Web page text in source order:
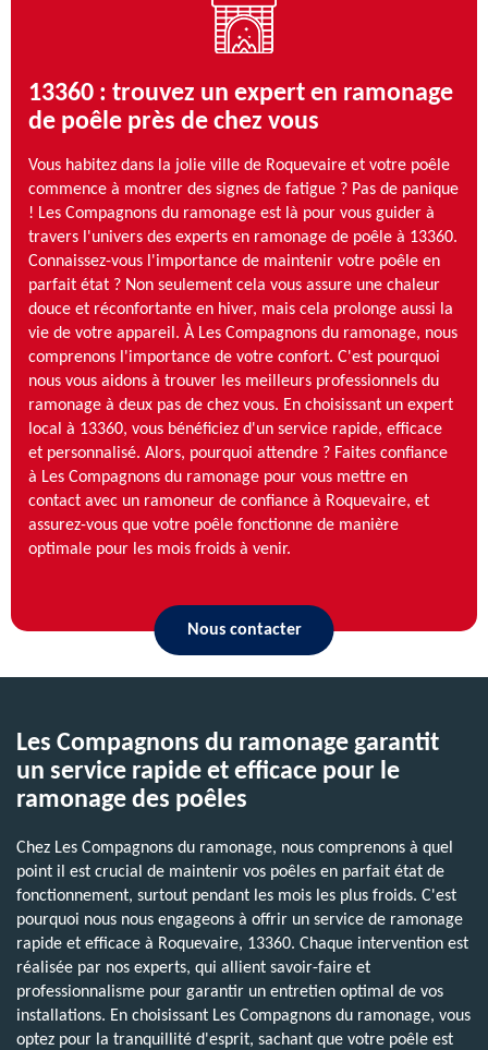
13360 : trouvez un expert en ramonage
de poêle près de chez vous
Vous habitez dans la jolie ville de Roquevaire et votre poêle
commence à montrer des signes de fatigue ? Pas de panique
! Les Compagnons du ramonage est là pour vous guider à
travers l'univers des experts en ramonage de poêle à 13360.
Connaissez-vous l'importance de maintenir votre poêle en
parfait état ? Non seulement cela vous assure une chaleur
douce et réconfortante en hiver, mais cela prolonge aussi la
vie de votre appareil. À Les Compagnons du ramonage, nous
comprenons l'importance de votre confort. C'est pourquoi
nous vous aidons à trouver les meilleurs professionnels du
ramonage à deux pas de chez vous. En choisissant un expert
local à 13360, vous bénéficiez d'un service rapide, efficace
et personnalisé. Alors, pourquoi attendre ? Faites confiance
à Les Compagnons du ramonage pour vous mettre en
contact avec un ramoneur de confiance à Roquevaire, et
assurez-vous que votre poêle fonctionne de manière
optimale pour les mois froids à venir.
Nous contacter
Les Compagnons du ramonage garantit
un service rapide et efficace pour le
ramonage des poêles
Chez Les Compagnons du ramonage, nous comprenons à quel
point il est crucial de maintenir vos poêles en parfait état de
fonctionnement, surtout pendant les mois les plus froids. C'est
pourquoi nous nous engageons à offrir un service de ramonage
rapide et efficace à Roquevaire, 13360. Chaque intervention est
réalisée par nos experts, qui allient savoir-faire et
professionnalisme pour garantir un entretien optimal de vos
installations. En choisissant Les Compagnons du ramonage, vous
optez pour la tranquillité d'esprit, sachant que votre poêle est